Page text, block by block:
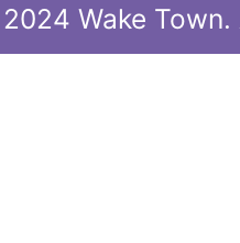
Wake Town.